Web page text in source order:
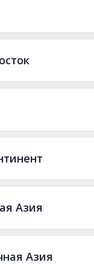
Азия
Азия